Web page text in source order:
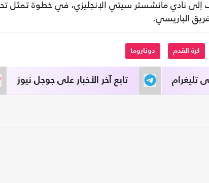
إلى نادي مانشستر سيتي الإنجليزي، في خطوة تمثل
الباريسي.
كرة القدم دوناروما
تابع آخر الأخبار على جوجل نيوز تليغرام